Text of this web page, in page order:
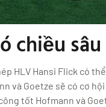
chiều sâu
HLV Hansi Flick có
và Goetze sẽ có cơ
tốt Hofmann và